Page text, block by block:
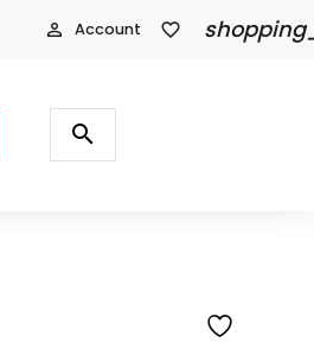
person_outline Account favorite_border
Producten
zoeken
search